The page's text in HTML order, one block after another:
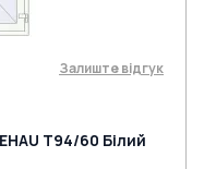
Залиште відгук
Т94/60 Білий